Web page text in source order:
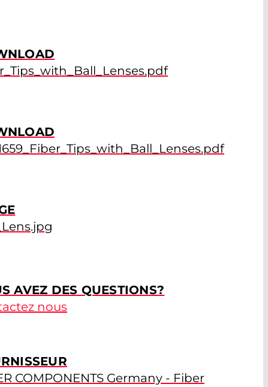
AVEZ DES QUESTIONS?
nous
COMPONENTS Germany - Fiber